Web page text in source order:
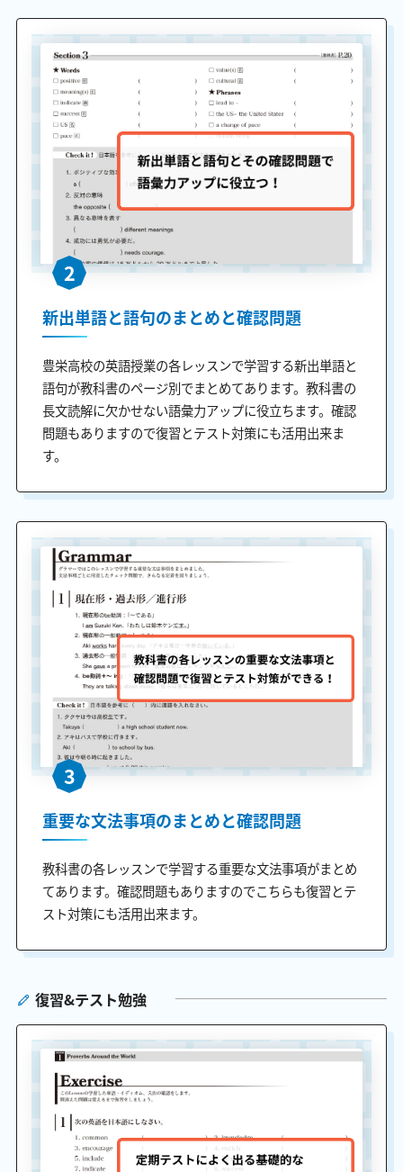
2
新出単語と語句のまとめと確認問題
豊栄高校の英語授業の各レッスンで学習する新出単語と
語句が教科書のページ別でまとめてあります。教科書の
長文読解に欠かせない語彙力アップに役立ちます。確認
問題もありますので復習とテスト対策にも活用出来ま
す。
3
重要な文法事項のまとめと確認問題
教科書の各レッスンで学習する重要な文法事項がまとめ
てあります。確認問題もありますのでこちらも復習とテ
スト対策にも活用出来ます。
復習&テスト勉強